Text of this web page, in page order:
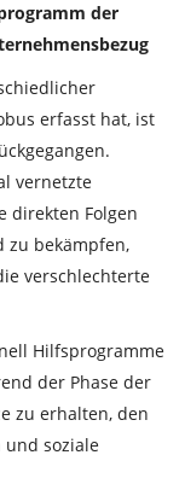
der
erfasst hat, ist
vernetzte
direkten Folgen
zu bekämpfen,
verschlechterte
Hilfsprogramme
der Phase der
zu erhalten, den
und soziale